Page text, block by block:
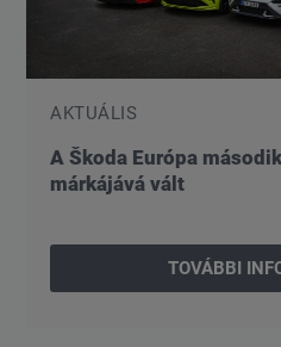
AKTUÁLIS
A Škoda Európa
márkájává vált
TOVÁBBI